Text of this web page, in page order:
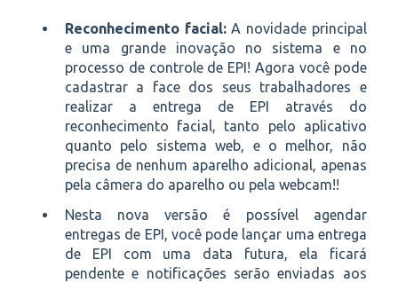
Reconhecimento facial:A novidade principal
e uma grande inovação no sistema e no
processo de controle de EPI! Agora você pode
cadastrar a face dos seus trabalhadores e
realizar a entrega de EPI através do
reconhecimento facial, tanto pelo aplicativo
quanto pelo sistema web, e o melhor, não
precisa de nenhum aparelho adicional, apenas
pela câmera do aparelho ou pela webcam!!
Nesta nova versão é possível agendar
entregas de EPI, você pode lançar uma entrega
de EPI com uma data futura, ela ficará
pendente e notificações serão enviadas aos